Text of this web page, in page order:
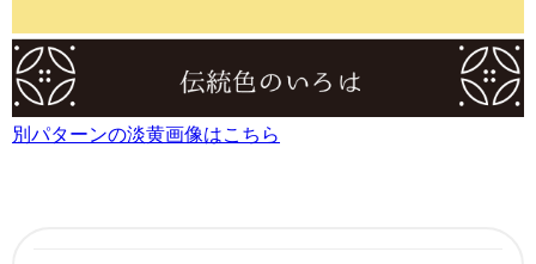
別パターンの淡黄画像はこちら